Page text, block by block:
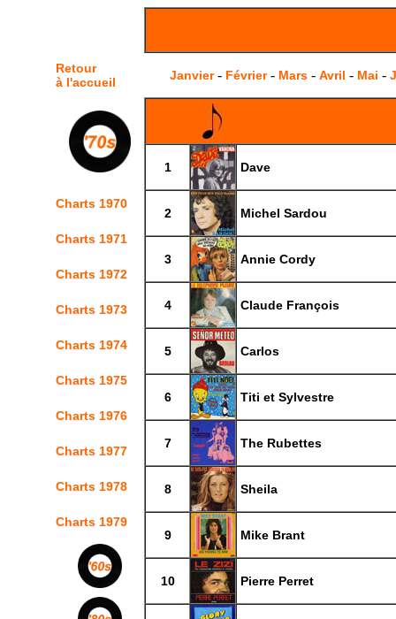
Retour
à l'accueil
Janvier- Février- Mars- Avril - Mai -
Charts 1970
Charts 1971
Charts 1972
Charts 1973
Charts 1974
Charts 1975
Charts 1976
Charts 1977
Charts 1978
Charts 1979
1 Dave
2 Michel Sardou
3 Annie Cordy
4 Claude François
5 Carlos
6 Titi et Sylvestre
7 The Rubettes
8 Sheila
9 Mike Brant
10 Pierre Perret